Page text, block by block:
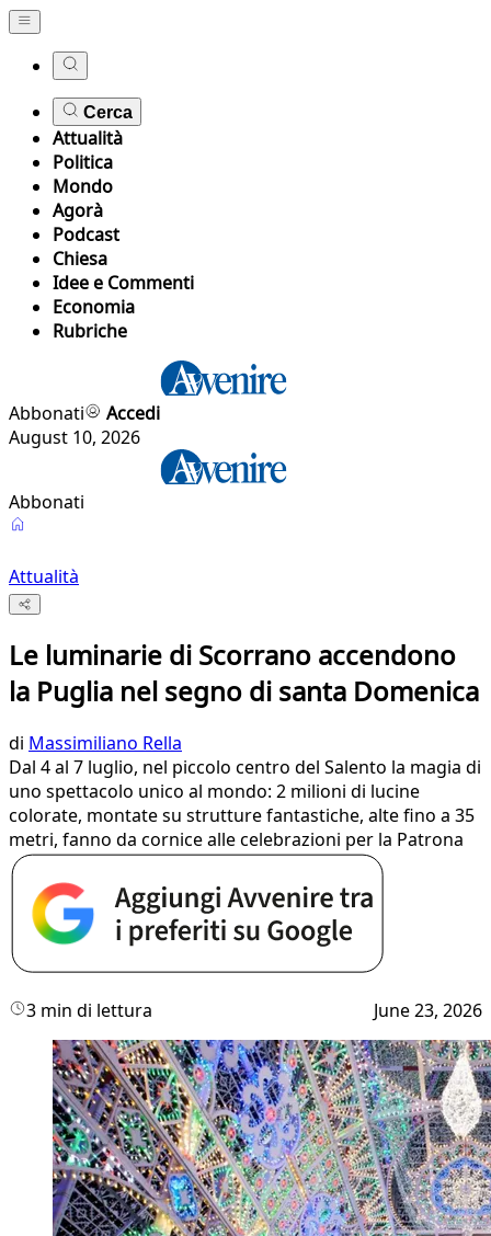
Cerca
Attualità
Politica
Mondo
Agorà
Podcast
Chiesa
Idee e Commenti
Economia
Rubriche
Abbonati
Accedi
August 10, 2026
Abbonati
Attualità
Le luminarie di Scorrano accendono
la Puglia nel segno di santa Domenica
di Massimiliano Rella
Dal 4 al 7 luglio, nel piccolo centro del Salento la magia di
uno spettacolo unico al mondo: 2 milioni di lucine
colorate, montate su strutture fantastiche, alte fino a 35
metri, fanno da cornice alle celebrazioni per la Patrona
3 min di lettura June 23, 2026